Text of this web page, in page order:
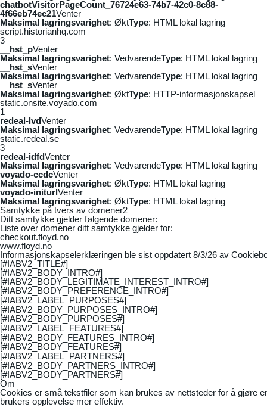
chatbotVisitorPageCount_76724e63-74b7-42c0-8c88-
4f66eb74ec21Venter
Maksimal lagringsvarighet: ØktType: HTML lokal lagring
script.historianhq.com
3
__hst_pVenter
Maksimal lagringsvarighet: VedvarendeType: HTML lokal lagring
__hst_sVenter
Maksimal lagringsvarighet: VedvarendeType: HTML lokal lagring
__hst_sVenter
Maksimal lagringsvarighet: ØktType: HTTP-informasjonskapsel
static.onsite.voyado.com
1
redeal-lvdVenter
Maksimal lagringsvarighet: VedvarendeType: HTML lokal lagring
static.redeal.se
3
redeal-idfdVenter
Maksimal lagringsvarighet: VedvarendeType: HTML lokal lagring
voyado-ccdcVenter
Maksimal lagringsvarighet: ØktType: HTML lokal lagring
voyado-initurlVenter
Maksimal lagringsvarighet: ØktType: HTML lokal lagring
Samtykke på tvers av domener2
Ditt samtykke gjelder følgende domener:
Liste over domener ditt samtykke gjelder for:
checkout.floyd.no
www.floyd.no
Informasjonskapselerklæringen ble sist oppdatert 8/3/26 av
[#IABV2_TITLE#]
[#IABV2_BODY_INTRO#]
[#IABV2_BODY_LEGITIMATE_INTEREST_INTRO#]
[#IABV2_BODY_PREFERENCE_INTRO#]
[#IABV2_LABEL_PURPOSES#]
[#IABV2_BODY_PURPOSES_INTRO#]
[#IABV2_BODY_PURPOSES#]
[#IABV2_LABEL_FEATURES#]
[#IABV2_BODY_FEATURES_INTRO#]
[#IABV2_BODY_FEATURES#]
[#IABV2_LABEL_PARTNERS#]
[#IABV2_BODY_PARTNERS_INTRO#]
[#IABV2_BODY_PARTNERS#]
Om
Cookies er små tekstfiler som kan brukes av nettsteder for å gjøre
brukers opplevelse mer effektiv.